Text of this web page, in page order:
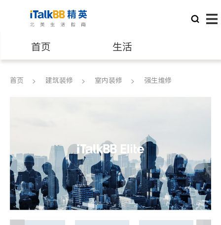
首页 生活
医生 律师
养老 非盈利组织
首页 建筑装修 室内装修 强生维修